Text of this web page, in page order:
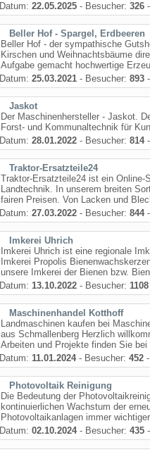
Datum: 22.05.2025 - Besucher: 326
Beller Hof - Spargel, Erdbeeren
Beller Hof - der sympathische
Kirschen und Weihnachtsbäume
Aufgabe gemacht hochwertige
Datum: 25.03.2021 - Besucher: 893
Jaskot
Der Maschinenhersteller - Jaskot.
Forst- und Kommunaltechnik für
Datum: 28.01.2022 - Besucher: 814-
Traktor-Ersatzteile24
Traktor-Ersatzteile24 ist ein
Landtechnik. In unserem breiten
fairen Preisen. Von Lacken und
Datum: 27.03.2022 - Besucher: 844-
Imkerei Uhrich
Imkerei Uhrich ist eine regionale
Imkerei Propolis
unsere Imkerei der Bienen bzw.
Datum: 13.10.2022 - Besucher: 1108
Maschinenhandel Kotthoff
Landmaschinen kaufen bei
aus Schmallenberg Herzlich
Arbeiten und Projekte finden Sie
Datum: 11.01.2024- Besucher: 452
Photovoltaik Reinigung
Die Bedeutung der
kontinuierlichen Wachstum der
Photovoltaikanlagen immer
Datum: 02.10.2024- Besucher: 435